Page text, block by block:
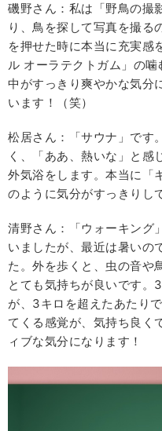
磯野さん：私は「野鳥の撮
り、鳥を探して写真を撮る
を押せた時に本当に充実感
ル オーラテクトガム」の
中がすっきり爽やかな気分
います！（笑）
松居さん：「サウナ」です
く、「ああ、熱いな」と感
外気浴をします。本当に「
のように気分がすっきりし
清野さん：「ウォーキング
いましたが、最近は暑いの
た。外を歩くと、虫の音や
とても気持ちが良いです。
が、3キロを超えたあたり
てくる感覚が、気持ち良く
ィブな気分になります！